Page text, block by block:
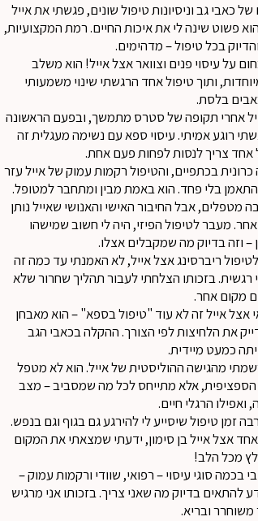
כאבי גב וניסיונות טיפול שונים, פגשתי את אייל
פשוט שינה לי את איכות החיים. רמת המקצועיות,
בכל טיפול – מדהימים.
על עיסוי פנים וצוואר אצל אייל! הוא משלב
ותוך טיפול אחד הרגשתי שינוי משמעותי
בלסת.
אחרי תקופה של סטרס מתמשך, ובפעם הראשונה
רוגע אמיתי. עיסוי ספא עם נשימה מעגלית זה
צריך לנסות לפחות פעם אחת.
כרונית בכתפיים, והטיפול רקמות עמוק של אייל עזר
בלי פחד. הוא באמת מבין ומתחבר למטופל.
מטפלים, אבל החיבור האישי והאנושי שאייל נותן
מעבר לטיפול הפיזי, היה לי חשוב שמישהו
– וזה בדיוק מה שמקבלים אצלו.
ריברסינג אצל אייל, לא האמנתי עד כמה זה
רגשית. בזכותו הצלחתי לעבור תהליך שחרור שלא
מקום אחר.
אצל אייל זה לא עוד "טיפול בספא" – הוא מאבחן
את הלחיצות לפי הצורך. ההקלה בכאבי הגב
כמעט מיידית.
מהגישה ההוליסטית של אייל. הוא לא מטפל
אלא מתייחס לכל מה שמסביב – מצב
ואפילו הרגלי חיים.
זמן טיפול שיסייע לי להירגע גם בגוף וגם בנפש.
אצל אייל בן סימון, ידעתי שמצאתי את המקום
מכל הלב!
בכמה סוגי עיסוי – רפואי, שוודי ורקמות עמוק –
להתאים בדיוק מה שאני צריך. בזכותו אני מרגיש
משוחרר ובריא.